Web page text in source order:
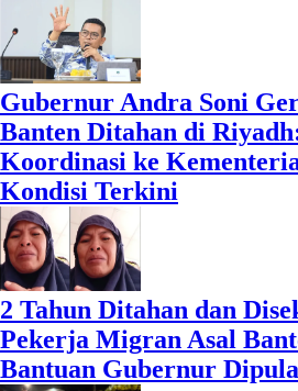
Gubernur Andra Soni
Banten Ditahan di
Koordinasi ke
Kondisi Terkini
2 Tahun Ditahan dan
Pekerja Migran Asal
Bantuan Gubernur